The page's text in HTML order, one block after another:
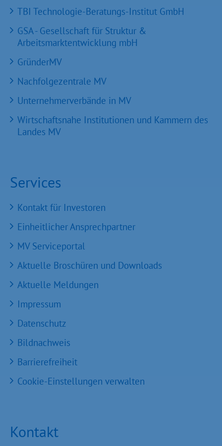
TBI Technologie-Beratungs-Institut GmbH
GSA - Gesellschaft für Struktur &
Arbeitsmarktentwicklung mbH
GründerMV
Nachfolgezentrale MV
Unternehmerverbände in MV
Wirtschaftsnahe Institutionen und Kammern des
Landes MV
Services
Kontakt für Investoren
Einheitlicher Ansprechpartner
MV Serviceportal
Aktuelle Broschüren und Downloads
Aktuelle Meldungen
Impressum
Datenschutz
Bildnachweis
Barrierefreiheit
Cookie-Einstellungen verwalten
Kontakt